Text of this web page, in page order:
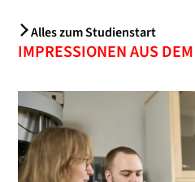
Alles zum Studienstart
IMPRESSIONEN AUS